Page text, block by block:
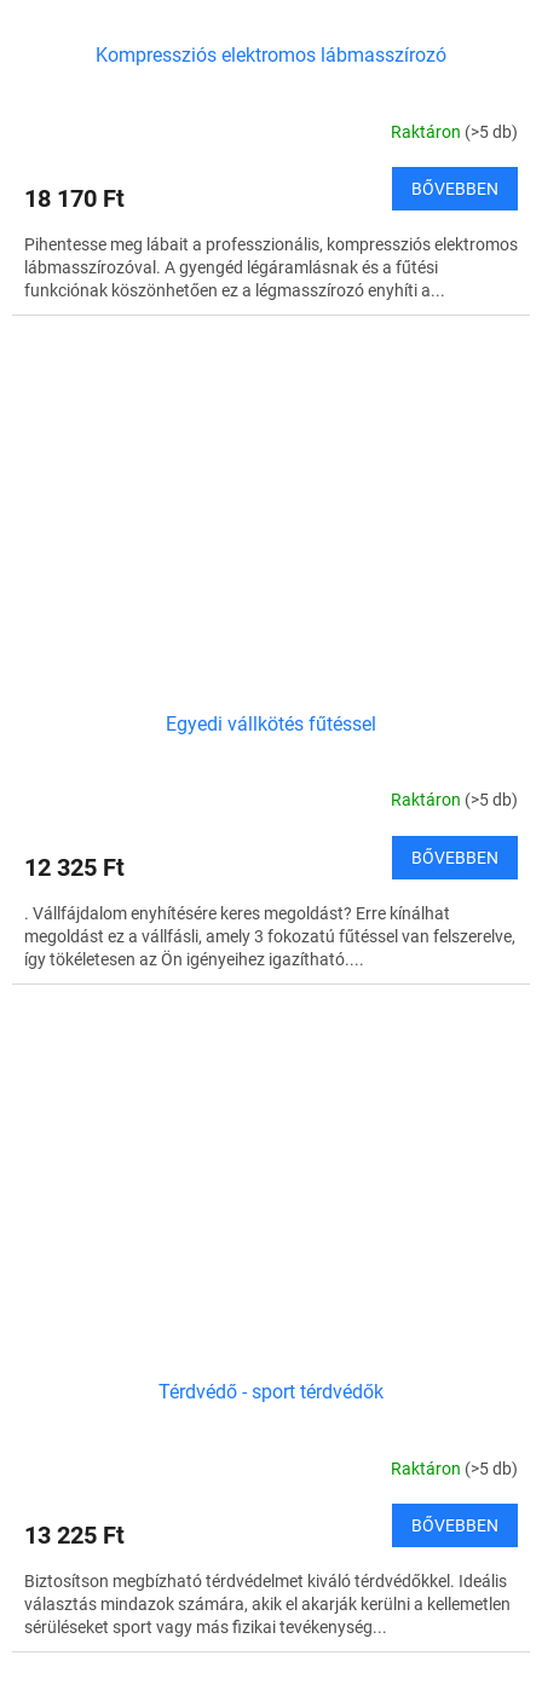
Kompressziós elektromos lábmasszírozó
Raktáron (>5 db)
18 170 Ft BŐVEBBEN
Pihentesse meg lábait a professzionális, kompressziós elektromos
lábmasszírozóval. A gyengéd légáramlásnak és a fűtési
funkciónak köszönhetően ez a légmasszírozó enyhíti a...
Egyedi vállkötés fűtéssel
Raktáron (>5 db)
12 325 Ft BŐVEBBEN
. Vállfájdalom enyhítésére keres megoldást? Erre kínálhat
megoldást ez a vállfásli, amely 3 fokozatú fűtéssel van felszerelve,
így tökéletesen az Ön igényeihez igazítható....
Térdvédő - sport térdvédők
Raktáron (>5 db)
13 225 Ft BŐVEBBEN
Biztosítson megbízható térdvédelmet kiváló térdvédőkkel. Ideális
választás mindazok számára, akik el akarják kerülni a kellemetlen
sérüléseket sport vagy más fizikai tevékenység...